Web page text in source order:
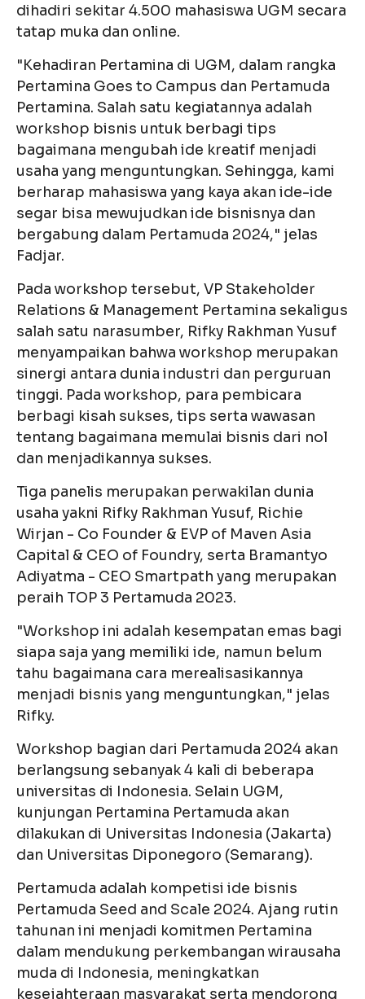
dihadiri sekitar 4.500 mahasiswa UGM secara
tatap muka dan online.
"Kehadiran Pertamina di UGM, dalam rangka
Pertamina Goes to Campus dan Pertamuda
Pertamina. Salah satu kegiatannya adalah
workshop bisnis untuk berbagi tips
bagaimana mengubah ide kreatif menjadi
usaha yang menguntungkan. Sehingga, kami
berharap mahasiswa yang kaya akan ide-ide
segar bisa mewujudkan ide bisnisnya dan
bergabung dalam Pertamuda 2024," jelas
Fadjar.
Pada workshop tersebut, VP Stakeholder
Relations & Management Pertamina sekaligus
salah satu narasumber, Rifky Rakhman Yusuf
menyampaikan bahwa workshop merupakan
sinergi antara dunia industri dan perguruan
tinggi. Pada workshop, para pembicara
berbagi kisah sukses, tips serta wawasan
tentang bagaimana memulai bisnis dari nol
dan menjadikannya sukses.
Tiga panelis merupakan perwakilan dunia
usaha yakni Rifky Rakhman Yusuf, Richie
Wirjan - Co Founder & EVP of Maven Asia
Capital & CEO of Foundry, serta Bramantyo
Adiyatma - CEO Smartpath yang merupakan
peraih TOP 3 Pertamuda 2023.
"Workshop ini adalah kesempatan emas bagi
siapa saja yang memiliki ide, namun belum
tahu bagaimana cara merealisasikannya
menjadi bisnis yang menguntungkan," jelas
Rifky.
Workshop bagian dari Pertamuda 2024 akan
berlangsung sebanyak 4 kali di beberapa
universitas di Indonesia. Selain UGM,
kunjungan Pertamina Pertamuda akan
dilakukan di Universitas Indonesia (Jakarta)
dan Universitas Diponegoro (Semarang).
Pertamuda adalah kompetisi ide bisnis
Pertamuda Seed and Scale 2024. Ajang rutin
tahunan ini menjadi komitmen Pertamina
dalam mendukung perkembangan wirausaha
muda di Indonesia, meningkatkan
kesejahteraan masyarakat serta mendorong